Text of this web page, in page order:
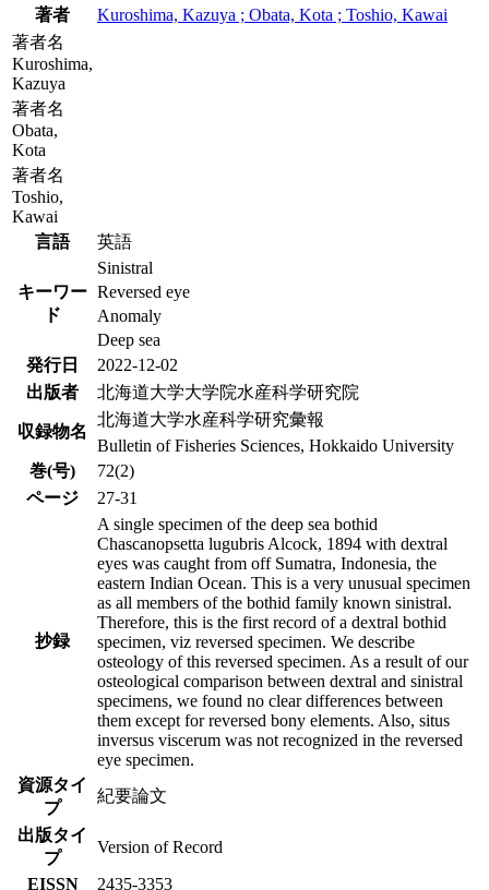
著者
Kuroshima, Kazuya ; Obata, Kota ; Toshio, Kawai
著者名
Kuroshima,
Kazuya
著者名
Obata,
Kota
著者名
Toshio,
Kawai
言語
英語
キーワー
ド
Sinistral
Reversed eye
Anomaly
Deep sea
発行日
2022-12-02
出版者
北海道大学大学院水産科学研究院
収録物名
北海道大学水産科学研究彙報
Bulletin of Fisheries Sciences, Hokkaido University
巻(号)
72(2)
ページ
27-31
抄録
A single specimen of the deep sea bothid
Chascanopsetta lugubris Alcock, 1894 with dextral
eyes was caught from off Sumatra, Indonesia, the
eastern Indian Ocean. This is a very unusual specimen
as all members of the bothid family known sinistral.
Therefore, this is the first record of a dextral bothid
specimen, viz reversed specimen. We describe
osteology of this reversed specimen. As a result of our
osteological comparison between dextral and sinistral
specimens, we found no clear differences between
them except for reversed bony elements. Also, situs
inversus viscerum was not recognized in the reversed
eye specimen.
資源タイ
プ
紀要論文
出版タイ
プ
Version of Record
EISSN
2435-3353